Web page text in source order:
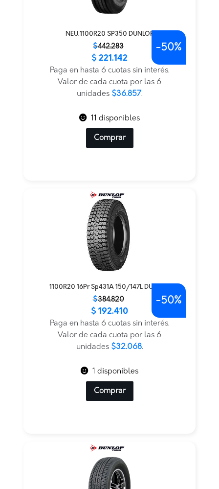
NEU.1100R20 SP350 DUNLOP
$442.283
original
actual
$ 221.142
Paga en hasta 6 cuotas sin interés.
Valor de cada cuota por las 6
unidades $36.857.
-50%
11 disponibles
Comprar
1100R20 16Pr Sp431A 150/147L DUNLOP
$384.820
original
actual
$ 192.410
Paga en hasta 6 cuotas sin interés.
Valor de cada cuota por las 6
unidades $32.068.
-50%
1 disponibles
Comprar